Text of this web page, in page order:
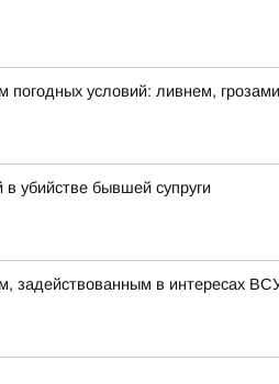
условий: ливнем,
убийстве бывшей супруги
задействованным в интересах